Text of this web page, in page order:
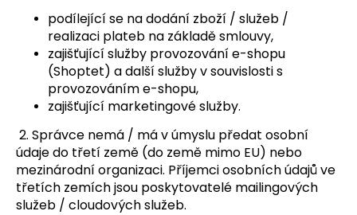
podílející se na dodání zboží / služeb /
realizaci plateb na základě smlouvy,
zajišťující služby provozování e-shopu
(Shoptet) a další služby v souvislosti s
provozováním e-shopu,
zajišťující marketingové služby.
2. Správce nemá / má v úmyslu předat osobní
údaje do třetí země (do země mimo EU) nebo
mezinárodní organizaci. Příjemci osobních údajů ve
třetích zemích jsou poskytovatelé mailingových
služeb / cloudových služeb.